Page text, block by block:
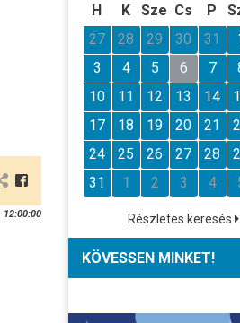
12:00:00
H
K Sze Cs P
27
28 29 30 31
3
4 5 6 7
10
11 12 13 14
17
18 19 20 21
24
25 26 27 28
31
1 2 3 4
Részletes keresés
KÖVESSEN MINKET!